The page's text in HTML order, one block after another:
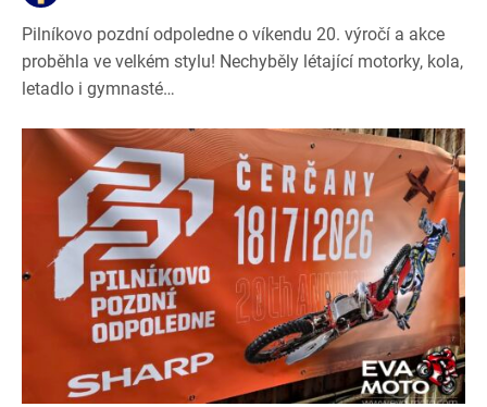
Pilníkovo pozdní odpoledne o víkendu 20. výročí a akce
proběhla ve velkém stylu! Nechyběly létající motorky, kola,
letadlo i gymnasté…